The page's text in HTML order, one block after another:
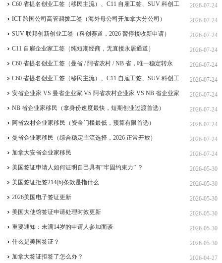
2026-07-24
C60 省提名创业工签（移民主流）、C11 自雇工签、SUV 科创工
签、ICT 跨国高管工签比较 2026-07-24
ICT 跨国公司高管调拨工签（海外母公司开加拿大分公司）
2026-07-24
SUV 联邦创新创业工签（科创赛道，2026 暂停接收新申请）
2026-07-24
C11 自雇企业家工签（纯短期经商，无直接永居通道）
2026-07-24
C60 省提名创业工签（曼省 / 阿省农村 / NB 省，唯一稳定转永
居，重点） 2026-07-24
C60 省提名创业工签（移民主流）、C11 自雇工签、SUV 科创工
签、ICT 跨国高管工签 2026-07-24
安省企业家 VS 曼省企业家 VS 阿省农村企业家 VS NB 省企业家
四合一详细对比（2026 年 7 月最新官方政策） 2026-07-24
NB 省企业家移民（拿身份速度最快，短期创业过渡首选）
2026-07-24
阿省农村企业家移民（资金门槛最低，预算有限首选）
2026-07-24
曼省企业家移民（综合稳定主流选择，2026 正常开放）
2026-07-24
加拿大安省企业家移民
2026-05-30
美国签证申请人如何证明自己具有“牢固约束力” ？
2026-05-30
美国签证拒签214(b)条款是指什么
2026-05-30
2026美国电子签证更新
2026-05-30
美国大使馆签证申请处理时效更新
2026-05-30
重要通知：未满14岁的申请人参加面谈
2026-05-30
什么是美国签证？
2026-04-27
加拿大签证拒签了怎么办？